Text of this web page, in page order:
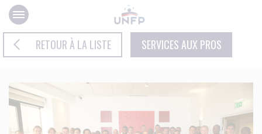
Panneau de gestion des cookies
RETOUR À LA LISTE SERVICES AUX PROS